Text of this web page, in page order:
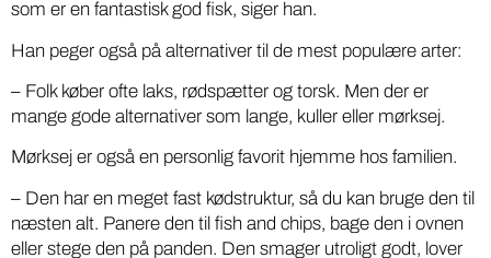
som er en fantastisk god fisk, siger han.
Han peger også på alternativer til de mest populære arter:
– Folk køber ofte laks, rødspætter og torsk. Men der er
mange gode alternativer som lange, kuller eller mørksej.
Mørksej er også en personlig favorit hjemme hos familien.
– Den har en meget fast kødstruktur, så du kan bruge den til
næsten alt. Panere den til fish and chips, bage den i ovnen
eller stege den på panden. Den smager utroligt godt, lover